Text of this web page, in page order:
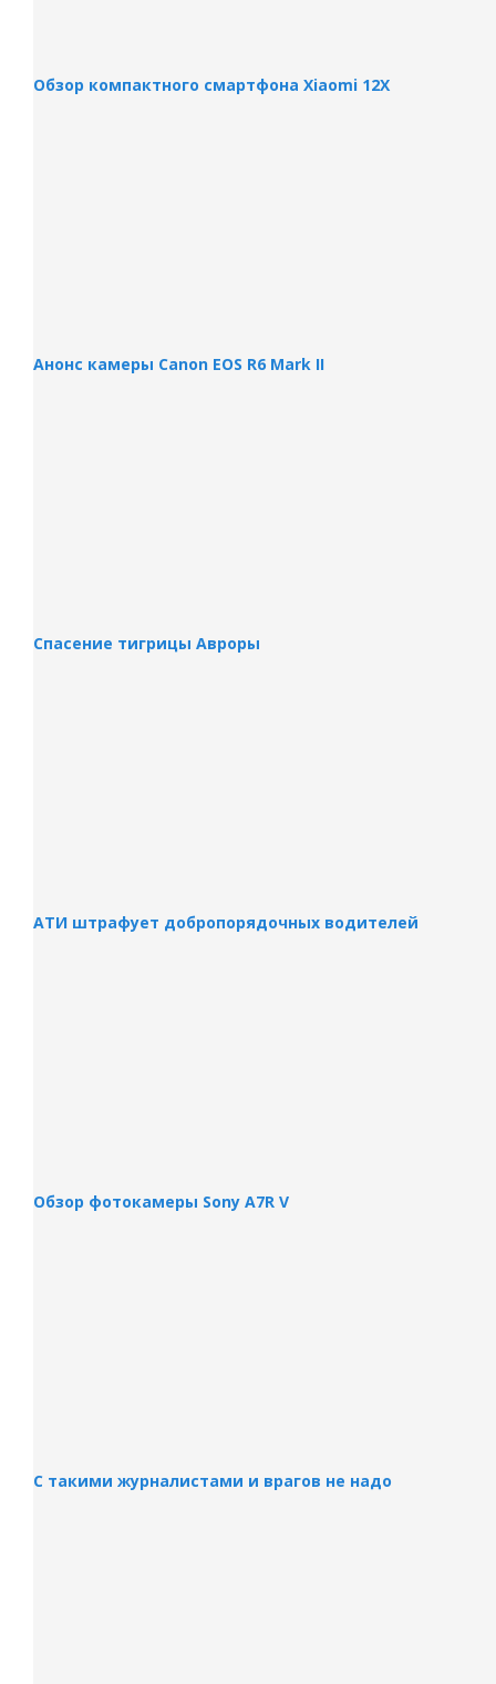
Обзор компактного смартфона Xiaomi 12Х
Анонс камеры Canon EOS R6 Mark II
Спасение тигрицы Авроры
АТИ штрафует добропорядочных водителей
Обзор фотокамеры Sony A7R V
С такими журналистами и врагов не надо